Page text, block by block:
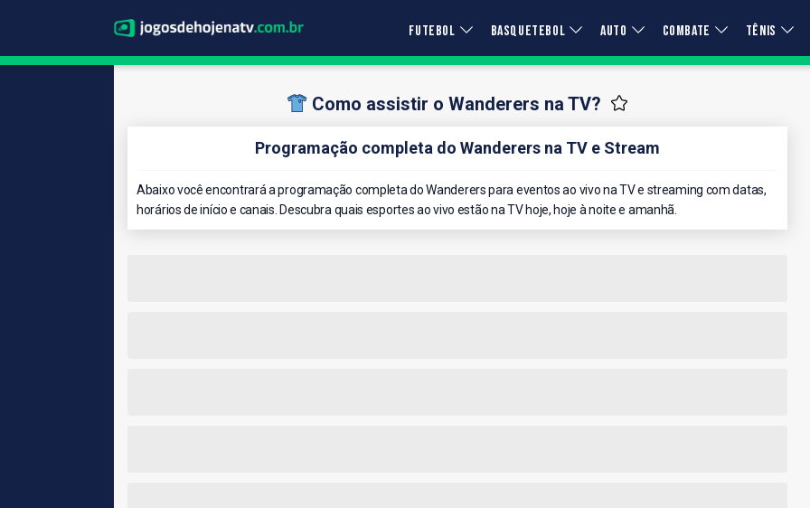
FUTEBOL BASQUETEBOL AUTO COMBATE TÊNIS
Como assistir o Wanderers na TV?
Programação completa do Wanderers na TV e Stream
Abaixo você encontrará a programação completa do Wanderers para eventos ao vivo na TV e streaming com datas,
horários de início e canais. Descubra quais esportes ao vivo estão na TV hoje, hoje à noite e amanhã.